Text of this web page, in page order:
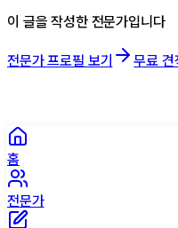
이 글을 작성한 전문가입니다
전문가 프로필 보기 무료 견
홈
전문가